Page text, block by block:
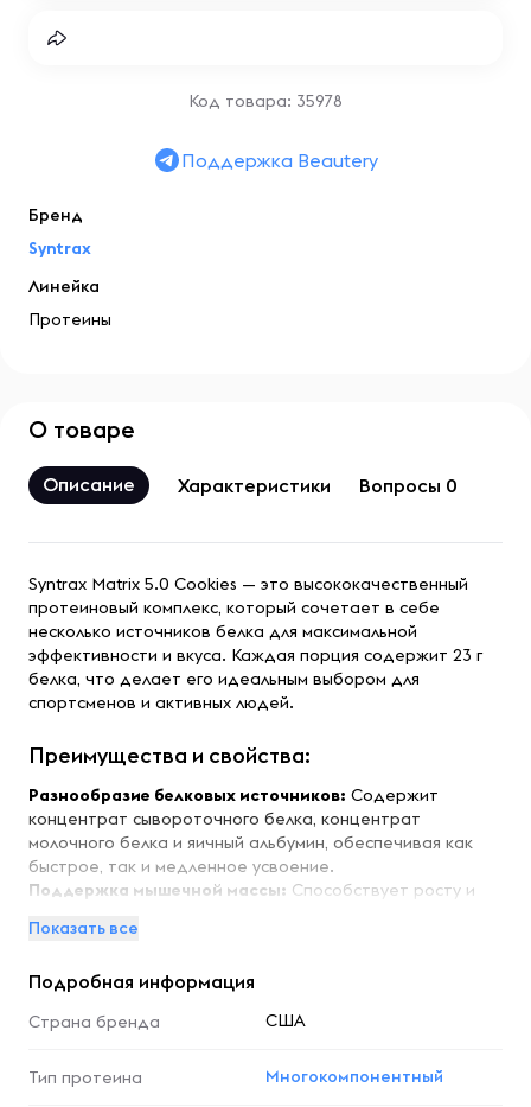
Код товара: 35978
Поддержка Beautery
Бренд
Syntrax
Линейка
Протеины
О товаре
Описание Характеристики Вопросы 0
Syntrax Matrix 5.0 Cookies — это высококачественный
протеиновый комплекс, который сочетает в себе
несколько источников белка для максимальной
эффективности и вкуса. Каждая порция содержит 23 г
белка, что делает его идеальным выбором для
спортсменов и активных людей.
Преимущества и свойства:
Разнообразие белковых источников: Содержит
концентрат сывороточного белка, концентрат
молочного белка и яичный альбумин, обеспечивая как
быстрое, так и медленное усвоение.
Поддержка мышечной массы: Способствует росту и
Универсальность:
Отличный вкус:Вкус Cookies делает каждую порцию
Показать все
Подробная информация
Страна бренда США
Тип протеина Многокомпонентный